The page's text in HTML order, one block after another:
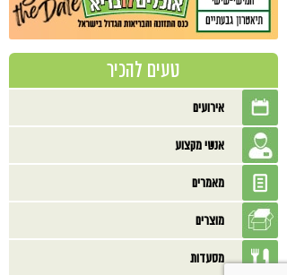
טעים להכיר
אירועים
אנשי מקצוע
מאמרים
מוצרים
מסעדות